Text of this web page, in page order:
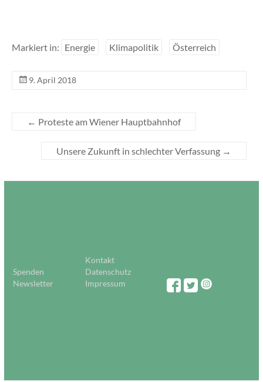
Markiert in: Energie Klimapolitik Österreich
9. April 2018
← Proteste am Wiener Hauptbahnhof
Unsere Zukunft in schlechter Verfassung →
Kontakt
Spenden
Datenschutz
Newsletter
Impressum